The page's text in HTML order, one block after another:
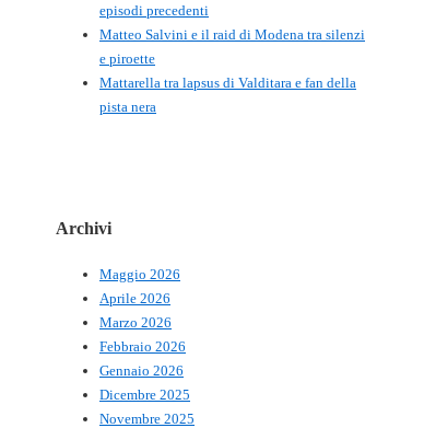
episodi precedenti
Matteo Salvini e il raid di Modena tra silenzi
e piroette
Mattarella tra lapsus di Valditara e fan della
pista nera
Archivi
Maggio 2026
Aprile 2026
Marzo 2026
Febbraio 2026
Gennaio 2026
Dicembre 2025
Novembre 2025